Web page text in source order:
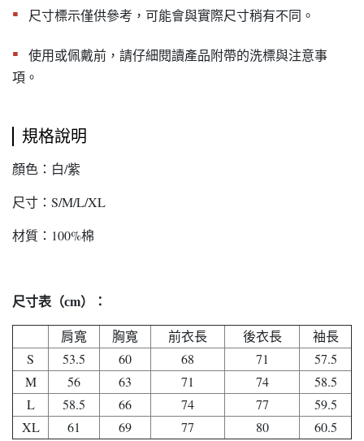
▪︎ 尺寸標示僅供參考，可能會與實際尺寸稍有不同。
▪︎ 使用或佩戴前，請仔細閱讀產品附帶的洗標與注意事
項。
規格說明
顏色：白/紫
尺寸：S/M/L/XL
材質：100%棉
尺寸表（cm）：
肩寬 胸寬 前衣長 後衣長
袖長
S
53.5 60 68 71
57.5
M
56 63 71 74
58.5
L
58.5 66 74 77
59.5
XL
61 69 77 80 60.5